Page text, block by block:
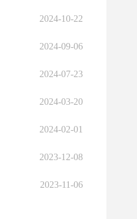
2024-10-22
2024-09-06
2024-07-23
2024-03-20
2024-02-01
2023-12-08
2023-11-06